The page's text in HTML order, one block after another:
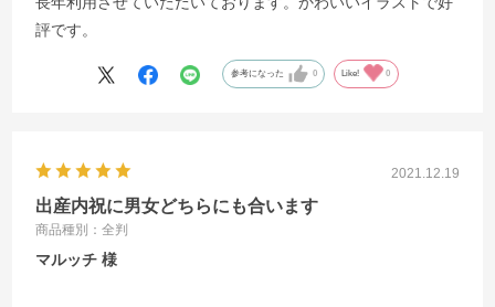
評です。
参考になった 0 Like! 0
2021.12.19
出産内祝に男女どちらにも合います
商品種別：全判
マルッチ